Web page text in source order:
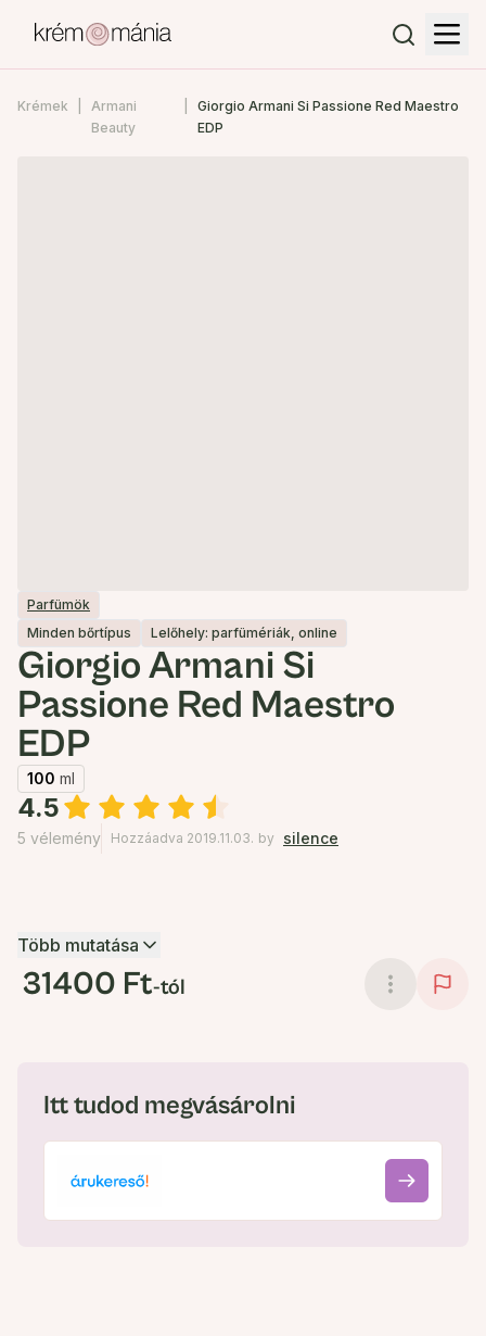
Krémek
Armani
Beauty
Giorgio Armani Si Passione Red Maestro
EDP
Parfümök
Minden bőrtípus
Lelőhely: parfümériák, online
Giorgio Armani Si
Passione Red Maestro
EDP
100 ml
4.5
5 vélemény Hozzáadva 2019.11.03. by silence
Több mutatása
31400 Ft-tól
Itt tudod megvásárolni